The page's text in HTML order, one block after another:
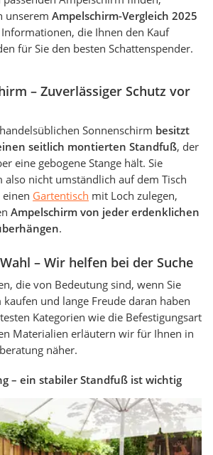
unserem Ampelschirm-Vergleich 2025
die Ihnen den Kauf
für Sie den besten Schattenspender.
– Zuverlässiger Schutz vor
Sonnenschirm besitzt
seitlich montierten Standfuß, der
eine gebogene Stange hält. Sie
also nicht umständlich auf dem Tisch
Gartentisch mit Loch zulegen,
Ampelschirm von jeder erdenklichen
.
– Wir helfen bei der Suche
die von Bedeutung sind, wenn Sie
und lange Freude daran haben
Kategorien wie die Befestigungsart
Materialien erläutern wir für Ihnen in
näher.
– ein stabiler Standfuß ist wichtig